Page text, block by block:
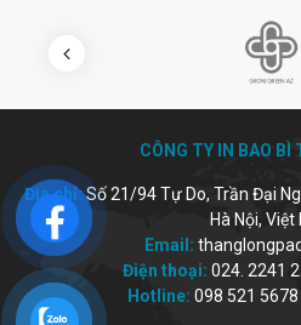
CÔNG TY IN BAO BÌ
Địa chỉ:Số 21/94 Tự Do, Trần Đại
Hà Nội, Việt
Email:
Điện thoại: 024. 2241
Hotline: 098 521